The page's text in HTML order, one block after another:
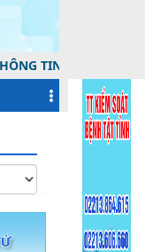
ĐIỆN TỬ CỦA